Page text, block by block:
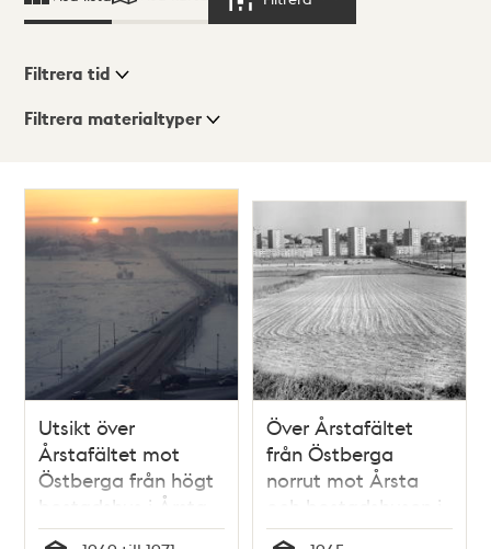
Visningsläge
Lista
Karta
Filtrera tid
Filtrera materialtyper
Utsikt över
Årstafältet mot
Östberga från högt
bostadshus i Årsta,
Valla Gärde. Över
Över Årstafältet
från Östberga
norrut mot Årsta
och bostadshusen i
Valla gärde.